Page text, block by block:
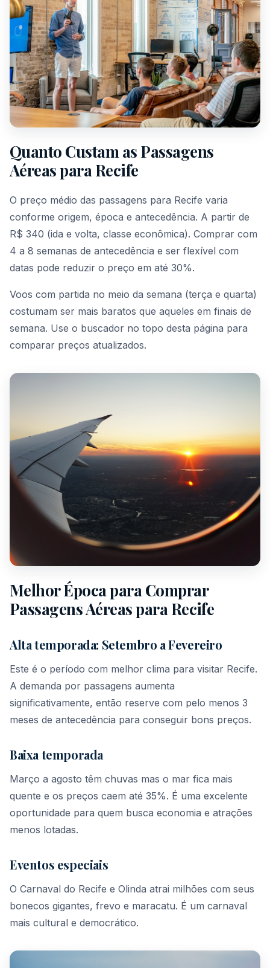
Quanto Custam as Passagens
Aéreas para Recife
O preço médio das passagens para Recife varia
conforme origem, época e antecedência. A partir de
R$ 340 (ida e volta, classe econômica). Comprar com
4 a 8 semanas de antecedência e ser flexível com
datas pode reduzir o preço em até 30%.
Voos com partida no meio da semana (terça e quarta)
costumam ser mais baratos que aqueles em finais de
semana. Use o buscador no topo desta página para
comparar preços atualizados.
Melhor Época para Comprar
Passagens Aéreas para Recife
Alta temporada: Setembro a Fevereiro
Este é o período com melhor clima para visitar Recife.
A demanda por passagens aumenta
significativamente, então reserve com pelo menos 3
meses de antecedência para conseguir bons preços.
Baixa temporada
Março a agosto têm chuvas mas o mar fica mais
quente e os preços caem até 35%. É uma excelente
oportunidade para quem busca economia e atrações
menos lotadas.
Eventos especiais
O Carnaval do Recife e Olinda atrai milhões com seus
bonecos gigantes, frevo e maracatu. É um carnaval
mais cultural e democrático.